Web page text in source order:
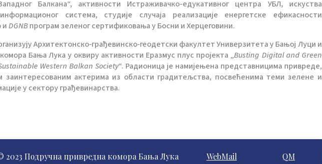
Балкана“, активности Истраживачко-едукативног центра УБЛ, искуства
система, студије случаја реализације енергетске ефикасности
иDGNBпрограм зеленог сертификовања у Босни и Херцеговини.
Архитектонско‑грађевинско‑геодетски факултет Универзитета у Бањој Луци и
Бања Лука у оквиру активности Еразмус плус пројекта „Busting Digital and Green
Western Balkan Society“. Радионица је намијењена представницима привреде,
заинтересованим актерима из области градитељства, посвећенима теми зелене и
у сектору грађевинарства.
2023 Подручна привредна комора Бања Лука WebMail QM